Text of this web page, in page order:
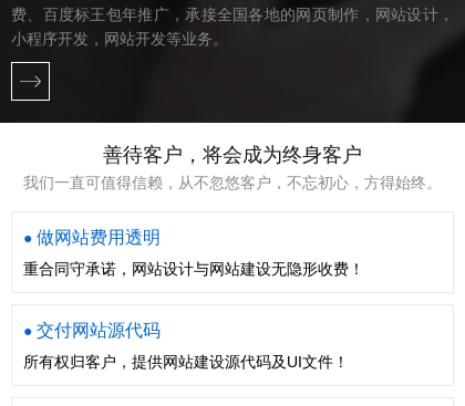
费、百度标王包年推广，承接全国各地的网页制作，网站设计，
小程序开发，网站开发等业务。
善待客户，将会成为终身客户
我们一直可值得信赖，从不忽悠客户，不忘初心，方得始终。
● 做网站费用透明
重合同守承诺，网站设计与网站建设无隐形收费！
● 交付网站源代码
所有权归客户，提供网站建设源代码及UI文件！